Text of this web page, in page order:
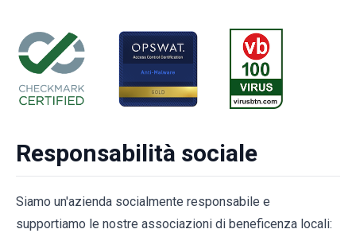
Responsabilità sociale
Siamo un'azienda socialmente responsabile e
supportiamo le nostre associazioni di beneficenza locali: